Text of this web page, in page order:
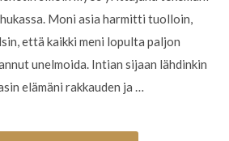
Moni asia harmitti tuolloin,
että kaikki meni lopulta paljon
unelmoida. Intian sijaan lähdinkin
elämäni rakkauden ja …